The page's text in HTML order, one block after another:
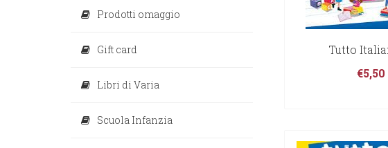
Tutto
€5,50
Prodotti omaggio
Gift card
Libri di Varia
Scuola Infanzia